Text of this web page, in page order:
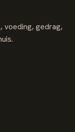
voeding, gedrag,